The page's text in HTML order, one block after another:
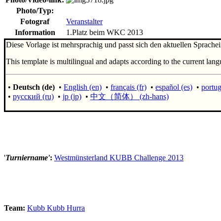
Photo/Typ:
Fotograf
Veranstalter
Information
1.Platz beim WKC 2013
Diese Vorlage ist mehrsprachig und passt sich den aktuellen
This template is multilingual and adapts according to the current
• Deutsch (de) • English (en) • français (fr) • español (es) •
• русский (ru) • jp (jp) • 中文（简体）‎ (zh-hans)
'Turniername': Westmünsterland KUBB Challenge 2013
Team: Kubb Kubb Hurra